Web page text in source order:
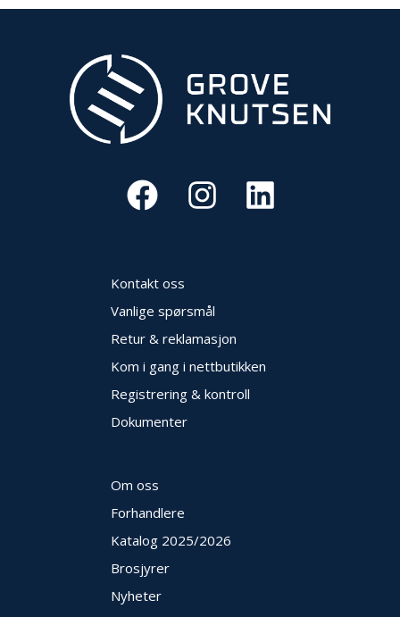
Kontakt oss
Vanlige spørsmål
Retur & reklamasjon
Kom i gang i nettbutikken
Registrering & kontroll
Dokumenter
Om oss
Forhandlere
Katalog 2025/2026
Brosjyrer
Nyheter